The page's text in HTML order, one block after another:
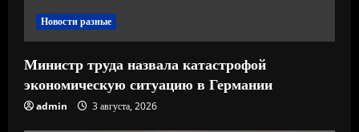
Новости разные
Министр труда назвала катастрофой
экономическую ситуацию в Германии
admin 3 августа, 2026